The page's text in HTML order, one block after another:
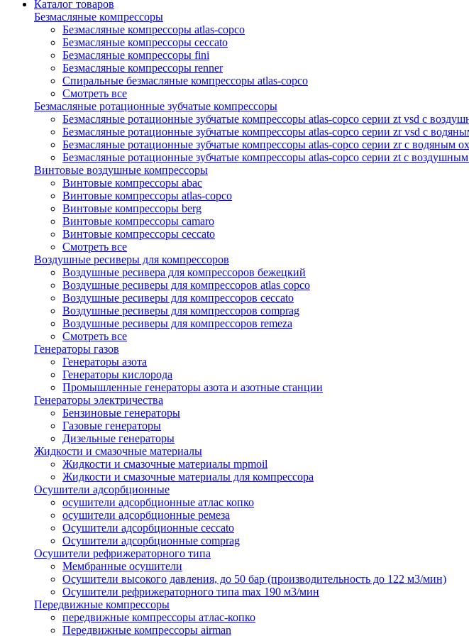
Каталог товаров
Безмасляные компрессоры
Безмасляные компрессоры atlas-copco
Безмасляные компрессоры ceccato
Безмасляные компрессоры fini
Безмасляные компрессоры renner
Спиральные безмасляные компрессоры atlas-copco
Смотреть все
Безмасляные ротационные зубчатые компрессоры
Безмасляные ротационные зубчатые компрессоры atlas-copco серии zt vsd с
Безмасляные ротационные зубчатые компрессоры atlas-copco серии zr vsd с
Безмасляные ротационные зубчатые компрессоры atlas-copco серии zr с водяным
Безмасляные ротационные зубчатые компрессоры atlas-copco серии zt с
Винтовые воздушные компрессоры
Винтовые компрессоры abac
Винтовые компрессоры atlas-copco
Винтовые компрессоры berg
Винтовые компрессоры camaro
Винтовые компрессоры ceccato
Смотреть все
Воздушные ресиверы для компрессоров
Воздушные ресивера для компрессоров бежецкий
Воздушные ресиверы для компрессоров atlas copco
Воздушные ресиверы для компрессоров ceccato
Воздушные ресиверы для компрессоров comprag
Воздушные ресиверы для компрессоров remeza
Смотреть все
Генераторы газов
Генераторы азота
Генераторы кислорода
Промышленные генераторы азота и азотные станции
Генераторы электричества
Бензиновые генераторы
Газовые генераторы
Дизельные генераторы
Жидкости и смазочные материалы
Жидкости и смазочные материалы mpmoil
Жидкости и смазочные материалы для компрессора
Осушители адсорбционные
осушители адсорбционные атлас копко
осушители адсорбционные ремеза
Осушители адсорбционные ceccato
Осушители адсорбционные comprag
Осушители рефрижераторного типа
Мембранные осушители
Осушители высокого давления, до 50 бар (производительность до 122 м3/мин)
Осушители рефрижераторного типа max 190 м3/мин
Передвижные компрессоры
передвижные компрессоры атлас-копко
Передвижные компрессоры airman